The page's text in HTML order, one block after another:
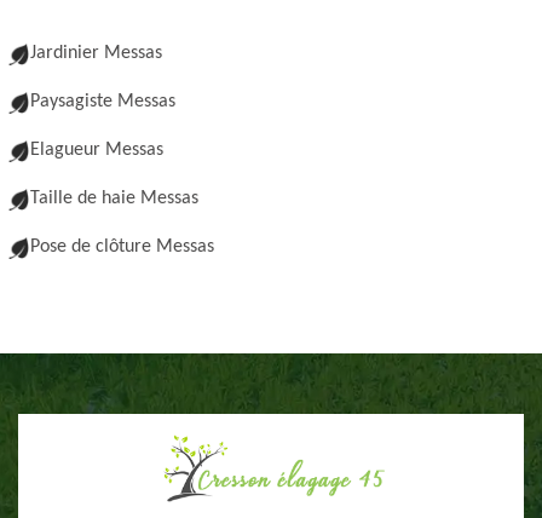
Jardinier Messas
Paysagiste Messas
Elagueur Messas
Taille de haie Messas
Pose de clôture Messas